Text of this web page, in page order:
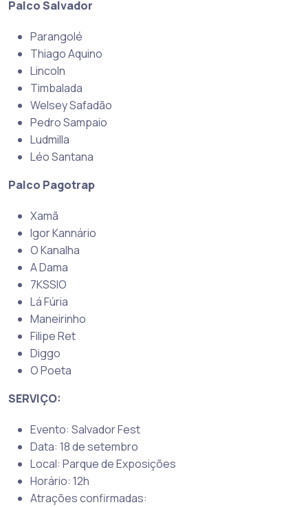
Palco Salvador
Parangolé
Thiago Aquino
Lincoln
Timbalada
Welsey Safadão
Pedro Sampaio
Ludmilla
Léo Santana
Palco Pagotrap
Xamã
Igor Kannário
O Kanalha
A Dama
7KSSIO
Lá Fúria
Maneirinho
Filipe Ret
Diggo
O Poeta
SERVIÇO:
Evento: Salvador Fest
Data: 18 de setembro
Local: Parque de Exposições
Horário: 12h
Atrações confirmadas: